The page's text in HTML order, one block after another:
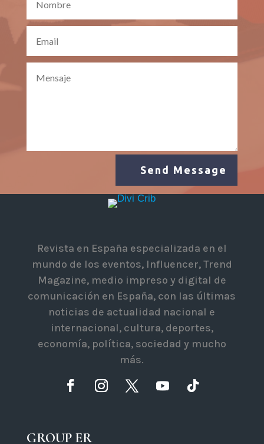
Send Message
Revista en España especializada en el
mundo de los eventos, Influencer, Trend
Magazine, medio impreso y digital de
comunicación en España, con las últimas
noticias de actualidad nacional e
internacional, cultura, deportes,
economía, política, sociedad y mucho
más.
GROUP ER